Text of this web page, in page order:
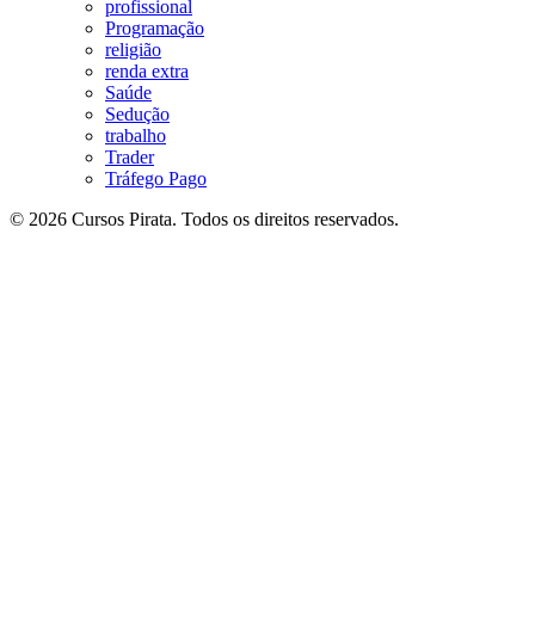
profissional
Programação
religião
renda extra
Saúde
Sedução
trabalho
Trader
Tráfego Pago
© 2026 Cursos Pirata. Todos os direitos reservados.